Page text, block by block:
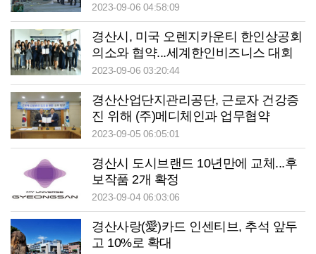
2023-09-06 04:58:09
경산시, 미국 오렌지카운티 한인상공회
의소와 협약...세계한인비즈니스 대회
참가 협의
2023-09-06 03:20:44
경산산업단지관리공단, 근로자 건강증
진 위해 (주)메디체인과 업무협약
2023-09-05 06:05:01
경산시 도시브랜드 10년만에 교체...후
보작품 2개 확정
2023-09-04 06:03:06
경산사랑(愛)카드 인센티브, 추석 앞두
고 10%로 확대